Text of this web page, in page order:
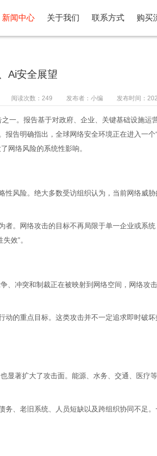
新闻中心 关于我们 联系方式 购买
Ai安全展望
阅读次数： 249 发布者：小编 发布时间：
一。报告基于对政府、企业、关键基础设施运
告明确指出，全球网络安全环境正在进入一个
网络风险的系统性影响。
风险。绝大多数受访组织认为，当前网络威
。网络攻击的目标不再局限于单一企业或系统
效”。
、冲突和制裁正在被映射到网络空间，网络攻
的重点目标。这类攻击并不一定追求即时破
显著扩大了攻击面。能源、水务、交通、医疗
、老旧系统、人员短缺以及跨组织协同不足